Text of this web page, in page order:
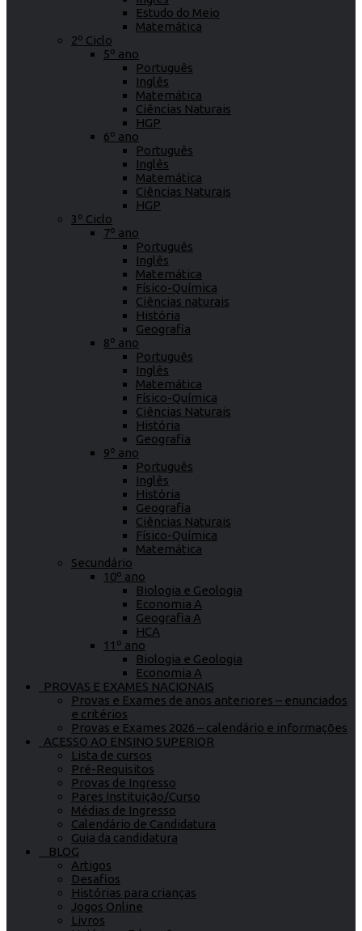
Estudo do Meio
Matemática
2º Ciclo
5º ano
Português
Inglês
Matemática
Ciências Naturais
HGP
6º ano
Português
Inglês
Matemática
Ciências Naturais
HGP
3º Ciclo
7º ano
Português
Inglês
Matemática
Físico-Química
Ciências naturais
História
Geografia
8º ano
Português
Inglês
Matemática
Físico-Química
Ciências Naturais
História
Geografia
9º ano
Português
Inglês
História
Geografia
Ciências Naturais
Físico-Química
Matemática
Secundário
10º ano
Biologia e Geologia
Economia A
Geografia A
HCA
11º ano
Biologia e Geologia
Economia A
PROVAS E EXAMES NACIONAIS
Provas e Exames de anos anteriores – enunciados
e critérios
Provas e Exames 2026 – calendário e informações
ACESSO AO ENSINO SUPERIOR
Lista de cursos
Pré-Requisitos
Provas de Ingresso
Pares Instituição/Curso
Médias de Ingresso
Calendário de Candidatura
Guia da candidatura
BLOG
Artigos
Desafios
Histórias para crianças
Jogos Online
Livros